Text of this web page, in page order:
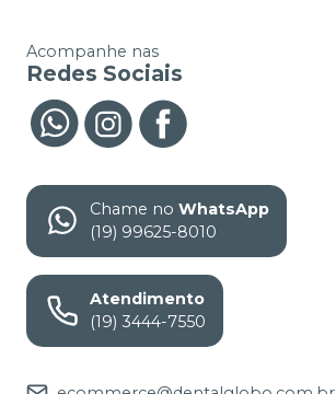
Acompanhe nas
Redes Sociais
Chame no WhatsApp
(19) 99625-8010
Atendimento
(19) 3444-7550